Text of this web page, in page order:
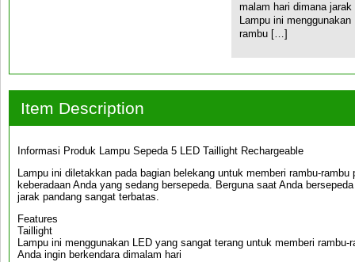
malam hari dimana
Lampu ini
rambu […]
Item Description
Informasi Produk Lampu Sepeda 5 LED Taillight Rechargeable
Lampu ini diletakkan pada bagian belekang untuk memberi rambu-
keberadaan Anda yang sedang bersepeda. Berguna saat Anda
jarak pandang sangat terbatas.
Features
Taillight
Lampu ini menggunakan LED yang sangat terang untuk memberi
Anda ingin berkendara dimalam hari